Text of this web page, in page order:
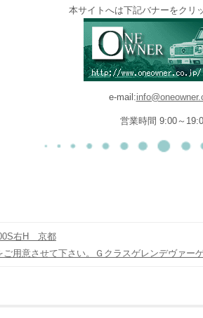
本サイトへは下記バナーをクリ
e-mail:
営業時間 9:00～
右H 京都
ご用意させて下さい。Ｇクラスゲレンデヴァー